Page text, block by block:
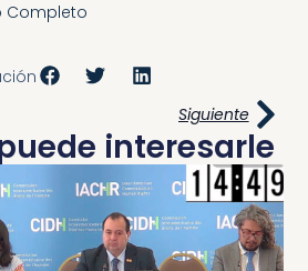
Completo
Siguiente
interesarle